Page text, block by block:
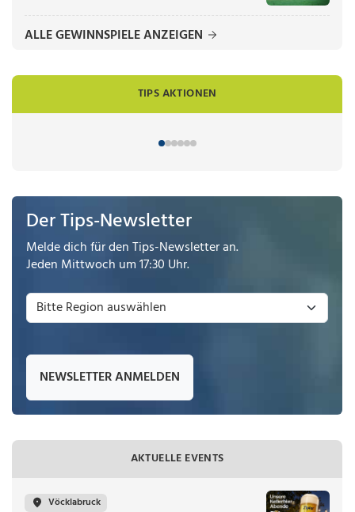
ALLE GEWINNSPIELE ANZEIGEN
TIPS AKTIONEN
Der Tips-Newsletter
Melde dich für den Tips-Newsletter an.
Jeden Mittwoch um 17:30 Uhr.
NEWSLETTER ANMELDEN
AKTUELLE EVENTS
Vöcklabruck